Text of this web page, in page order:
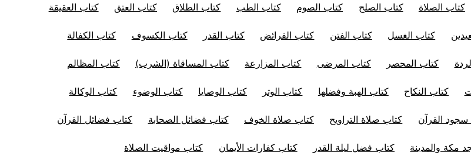
كتاب الصلاة كتاب الصلح كتاب الصوم كتاب الطب كتاب الطلاق كتاب العتق كتاب العقيقة
كتاب الغسل كتاب الفتن كتاب الفرائض كتاب القدر كتاب الكسوف كتاب الكفالة
كتاب المحصر كتاب المرضى كتاب المزارعة كتاب المساقاة (الشرب) كتاب المظالم
كتاب النكاح كتاب الهبة وفضلها كتاب الوتر كتاب الوصايا كتاب الوضوء كتاب الوكالة
القرآن كتاب صلاة التراويح كتاب صلاة الخوف كتاب فضائل الصحابة كتاب فضائل القرآن
مكة والمدينة كتاب فضل ليلة القدر كتاب كفارات الأيمان كتاب مواقيت الصلاة